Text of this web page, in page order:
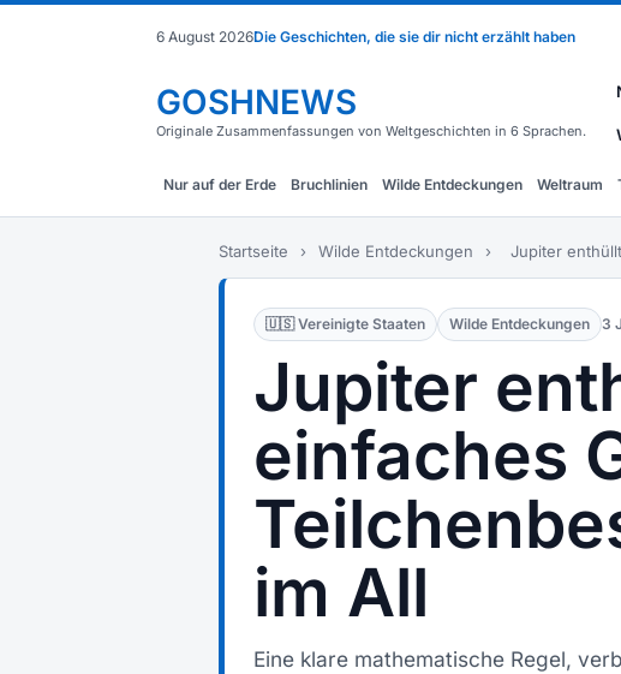
6 August 2026Die Geschichten, die sie dir nicht erzählt haben
GOSHNEWS
Originale Zusammenfassungen von Weltgeschichten in 6 Sprachen.
Nur auf der Erde Bruchlinien Wilde Entdeckungen Weltraum
Startseite › Wilde Entdeckungen › Jupiter
🇺🇸 Vereinigte Staaten Wilde Entdeckungen 3
Jupiter
einfaches
im All
Eine klare mathematische Regel,